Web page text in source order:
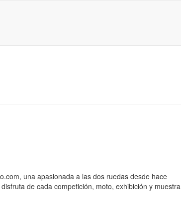
una apasionada a las dos ruedas desde hace
de cada competición, moto, exhibición y muestra